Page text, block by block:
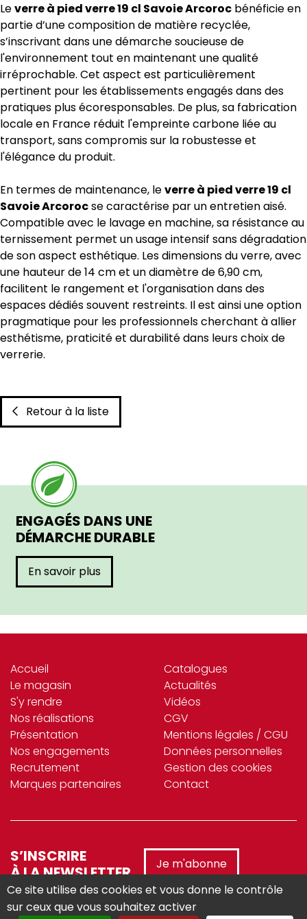
Leverre à pied verre 19 cl Savoie Arcoroc bénéficie en
partie d’une composition de matière recyclée,
s’inscrivant dans une démarche soucieuse de
l'environnement tout en maintenant une qualité
irréprochable. Cet aspect est particulièrement
pertinent pour les établissements engagés dans des
pratiques plus écoresponsables. De plus, sa fabrication
locale en France réduit l'empreinte carbone liée au
transport, sans compromis sur la robustesse et
l'élégance du produit.
En termes de maintenance, leverre à pied verre 19 cl
Savoie Arcorocse caractérise par un entretien aisé.
Compatible avec le lavage en machine, sa résistance au
ternissement permet un usage intensif sans dégradation
de son aspect esthétique. Les dimensions du verre, avec
une hauteur de 14 cm et un diamètre de 6,90 cm,
facilitent le rangement et l'organisation dans des
espaces dédiés souvent restreints. Il est ainsi une option
pragmatique pour les professionnels cherchant à allier
esthétisme, praticité et durabilité dans leurs choix de
verrerie.
Retour à la liste
ENGAGÉS DANS UNE
DÉMARCHE DURABLE
En savoir plus
Accueil
Le magasin
S'y rendre
Nos réalisations
Présentation
Nos engagements
Recrutement
Marques partenaires
Catalogues
Actualités
Vidéos
CGV
Mentions légales / CGU
Données personnelles
Gestion des cookies
Contact
S’INSCRIRE
À LA NEWSLETTER
Je m'abonne
Ce site utilise des cookies et vous donne le contrôle
sur ceux que vous souhaitez activer